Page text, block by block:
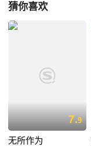
猜你喜欢
7.9
无所作为